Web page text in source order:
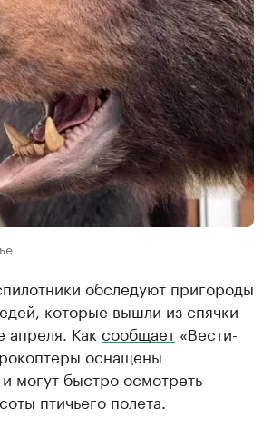
обследуют пригороды
которые вышли из спячки
Как сообщает «Вести-
оснащены
могут быстро осмотреть
птичьего полета.